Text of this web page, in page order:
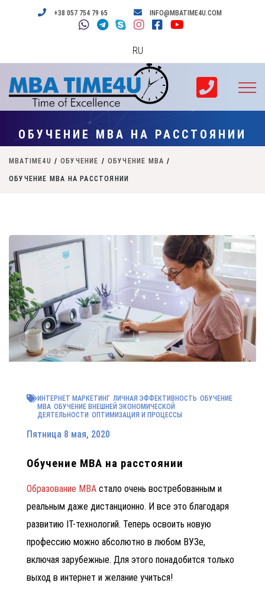
+38 057 754 79 65 INFO@MBATIME4U.COM
RU
ОБУЧЕНИЕ МВА НА РАССТОЯНИИ
MBATIME4U / ОБУЧЕНИЕ / ОБУЧЕНИЕ MBA /
ОБУЧЕНИЕ МВА НА РАССТОЯНИИ
ИНТЕРНЕТ МАРКЕТИНГ ЛИЧНАЯ ЭФФЕКТИВНОСТЬ ОБУЧЕНИЕ
MBA ОБУЧЕНИЕ ВНЕШНЕЙ ЭКОНОМИЧЕСКОЙ
ДЕЯТЕЛЬНОСТИ ОПТИМИЗАЦИЯ И ПРОЦЕССЫ
Пятница 8 мая, 2020
Обучение МВА на расстоянии
Образование МВА стало очень востребованным и
реальным даже дистанционно. И все это благодаря
развитию IT-технологий. Теперь освоить новую
профессию можно абсолютно в любом ВУЗе,
включая зарубежные. Для этого понадобится только
выход в интернет и желание учиться!